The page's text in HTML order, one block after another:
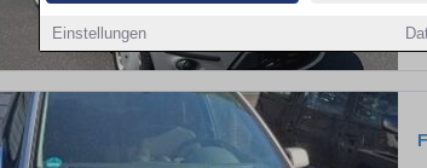
Einstellungen